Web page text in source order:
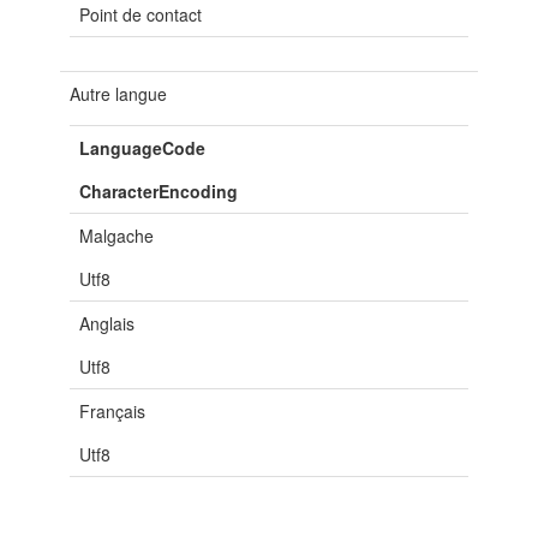
Point de contact
Autre langue
LanguageCode
CharacterEncoding
Malgache
Utf8
Anglais
Utf8
Français
Utf8